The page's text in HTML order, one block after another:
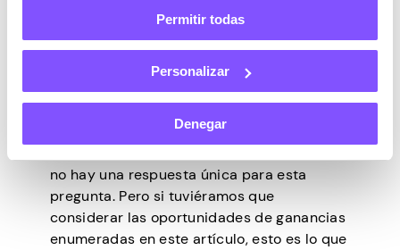
Permitir todas
Personalizar
Denegar
Aparte de eso, puede ser un guía local, usar
y crear aplicaciones personalizadas que
utilicen las API de Google Maps.
Sin embargo, ¿cuánto se puede ganar
no hay una respuesta única para esta
pregunta. Pero si tuviéramos que
considerar las oportunidades de ganancias
enumeradas en este artículo, esto es lo que